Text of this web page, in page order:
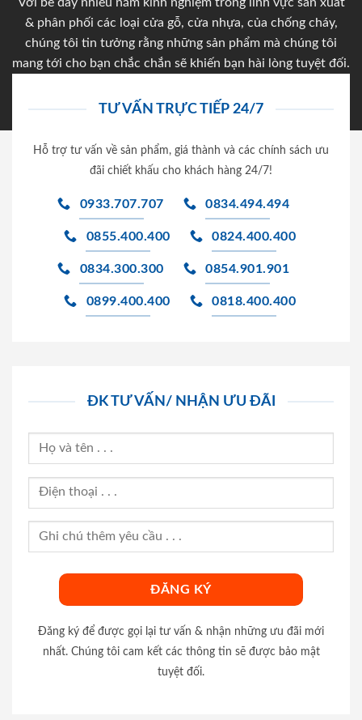
Với bề dày nhiều năm kinh nghiệm trong lĩnh vực sản xuất
& phân phối các loại cửa gỗ, cửa nhựa, của chống cháy,
chúng tôi tin tưởng rằng những sản phẩm mà chúng tôi
mang tới cho bạn chắc chắn sẽ khiến bạn hài lòng tuyệt đối.
TƯ VẤN TRỰC TIẾP 24/7
Hỗ trợ tư vấn về sản phẩm, giá thành và các chính sách ưu
đãi chiết khấu cho khách hàng 24/7!
0933.707.707 0834.494.494
0855.400.400 0824.400.400
0834.300.300 0854.901.901
0899.400.400 0818.400.400
ĐK TƯ VẤN/ NHẬN ƯU ĐÃI
Đăng ký để được gọi lại tư vấn & nhận những ưu đãi mới
nhất. Chúng tôi cam kết các thông tin sẽ được bảo mật
tuyệt đối.